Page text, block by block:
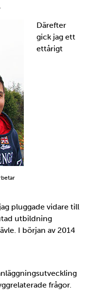
Därefter
gick jag ett
ettårigt
pluggade vidare till
utbildning
I början av 2014
frågor.